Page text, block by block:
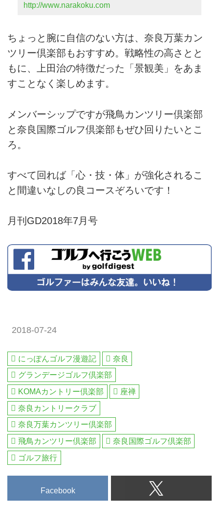
http://www.narakoku.com
ちょっと腕に自信のない方は、奈良万葉カン
ツリー倶楽部もおすすめ。戦略性の高さとと
もに、上田治の特徴だった「景観美」をあま
すことなく楽しめます。
メンバーシップですが飛鳥カンツリー倶楽部
と奈良国際ゴルフ倶楽部もぜひ回りたいとこ
ろ。
すべて回れば「心・技・体」が強化されるこ
と間違いなしの良コースぞろいです！
月刊GD2018年7月号
2018-07-24
にっぽんゴルフ漫遊記
奈良
グランデージゴルフ倶楽部
KOMAカントリー倶楽部
座禅
奈良カントリークラブ
奈良万葉カンツリー倶楽部
飛鳥カンツリー倶楽部
奈良国際ゴルフ倶楽部
ゴルフ旅行
Facebook